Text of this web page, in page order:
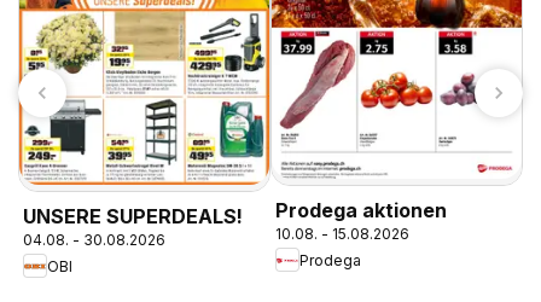
UNSERE SUPERDEALS!
04.08. - 30.08.2026
OBI
Prodega aktionen
10.08. - 15.08.2026
Prodega